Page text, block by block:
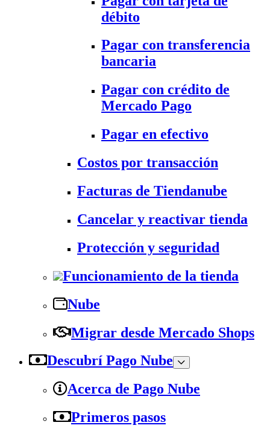
débito
Pagar con transferencia
bancaria
Pagar con crédito de
Mercado Pago
Pagar en efectivo
Costos por transacción
Facturas de Tiendanube
Cancelar y reactivar tienda
Protección y seguridad
Funcionamiento de la tienda
Nube
Migrar desde Mercado Shops
Descubrí Pago Nube
Acerca de Pago Nube
Primeros pasos